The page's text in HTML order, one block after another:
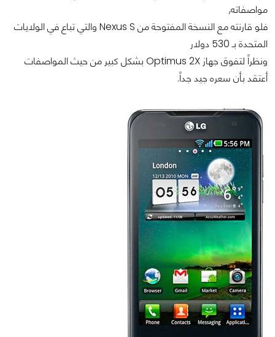
مواصفاته,
فلو قارنته مع النسخة المفتوحة من Nexus S والتي تباع في الولايات
المتحدة بـ 530 دولار
ونظراً لتفوق جهاز Optimus 2X بشكل كبير من حيث المواصفات
أعتقد بأن سعره جيد جداً.